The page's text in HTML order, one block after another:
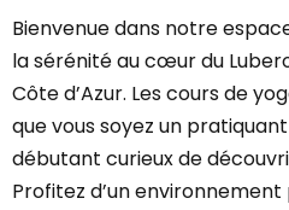
Bienvenue dans notre
la sérénité au cœur du
Côte d’Azur. Les cours de
que vous soyez un
débutant curieux de
Profitez d’un